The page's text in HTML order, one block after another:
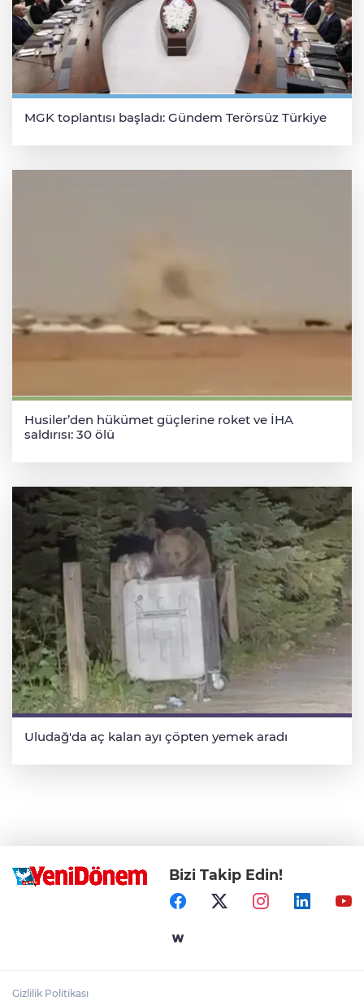
MGK toplantısı başladı: Gündem Terörsüz Türkiye
Husiler’den hükümet güçlerine roket ve İHA
saldırısı: 30 ölü
Uludağ'da aç kalan ayı çöpten yemek aradı
Bizi Takip Edin!
Gizlilik Politikası